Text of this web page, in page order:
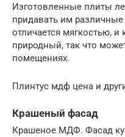
Изготовленные плиты
придавать им
отличается мягкостью,
природный, так что
помещениях.
Плинтус мдф цена и
Крашеный фасад
Крашеное МДФ. Фасад